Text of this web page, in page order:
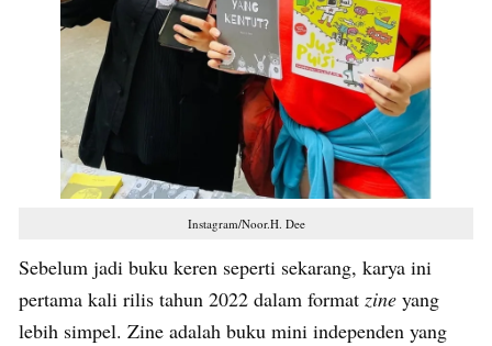
Instagram/Noor.H. Dee
Sebelum jadi buku keren seperti sekarang, karya ini
pertama kali rilis tahun 2022 dalam format zine yang
lebih simpel. Zine adalah buku mini independen yang